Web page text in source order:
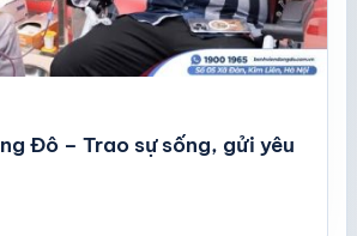
Đô – Trao sự sống, gửi yêu